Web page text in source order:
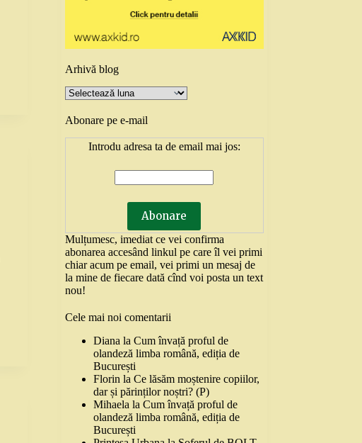
Arhivă blog
Arhivă
blog
Abonare pe e-mail
Introdu adresa ta de email mai jos:
Mulțumesc, imediat ce vei confirma
abonarea accesând linkul pe care îl vei primi
chiar acum pe email, vei primi un mesaj de
la mine de fiecare dată cînd voi posta un text
nou!
Cele mai noi comentarii
Diana laCum învață proful de
olandeză limba română, ediția de
București
Florin laCe lăsăm moștenire copiilor,
dar și părinților noștri? (P)
Mihaela laCum învață proful de
olandeză limba română, ediția de
București